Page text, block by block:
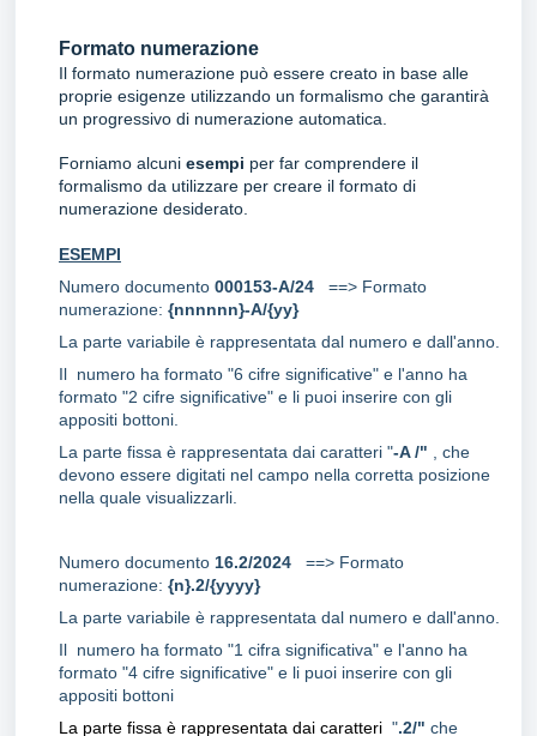
Formato numerazione
Il formato numerazione può essere creato in base alle
proprie esigenze utilizzando un formalismo che garantirà
un progressivo di numerazione automatica.
Forniamo alcuni esempi per far comprendere il
formalismo da utilizzare per creare il formato di
numerazione desiderato.
ESEMPI
Numero documento 000153-A/24 ==> Formato
numerazione: {nnnnnn}-A/{yy}
La parte variabile è rappresentata dal numero e dall'anno.
Il numero ha formato "6 cifre significative" e l'anno ha
formato "2 cifre significative" e li puoi inserire con gli
appositi bottoni.
La parte fissa è rappresentata dai caratteri "-A /" , che
devono essere digitati nel campo nella corretta posizione
nella quale visualizzarli.
Numero documento 16.2/2024 ==> Formato
numerazione: {n}.2/{yyyy}
La parte variabile è rappresentata dal numero e dall'anno.
Il numero ha formato "1 cifra significativa" e l'anno ha
formato "4 cifre significative" e li puoi inserire con gli
appositi bottoni
La parte fissa è rappresentata dai caratteri ".2/" che